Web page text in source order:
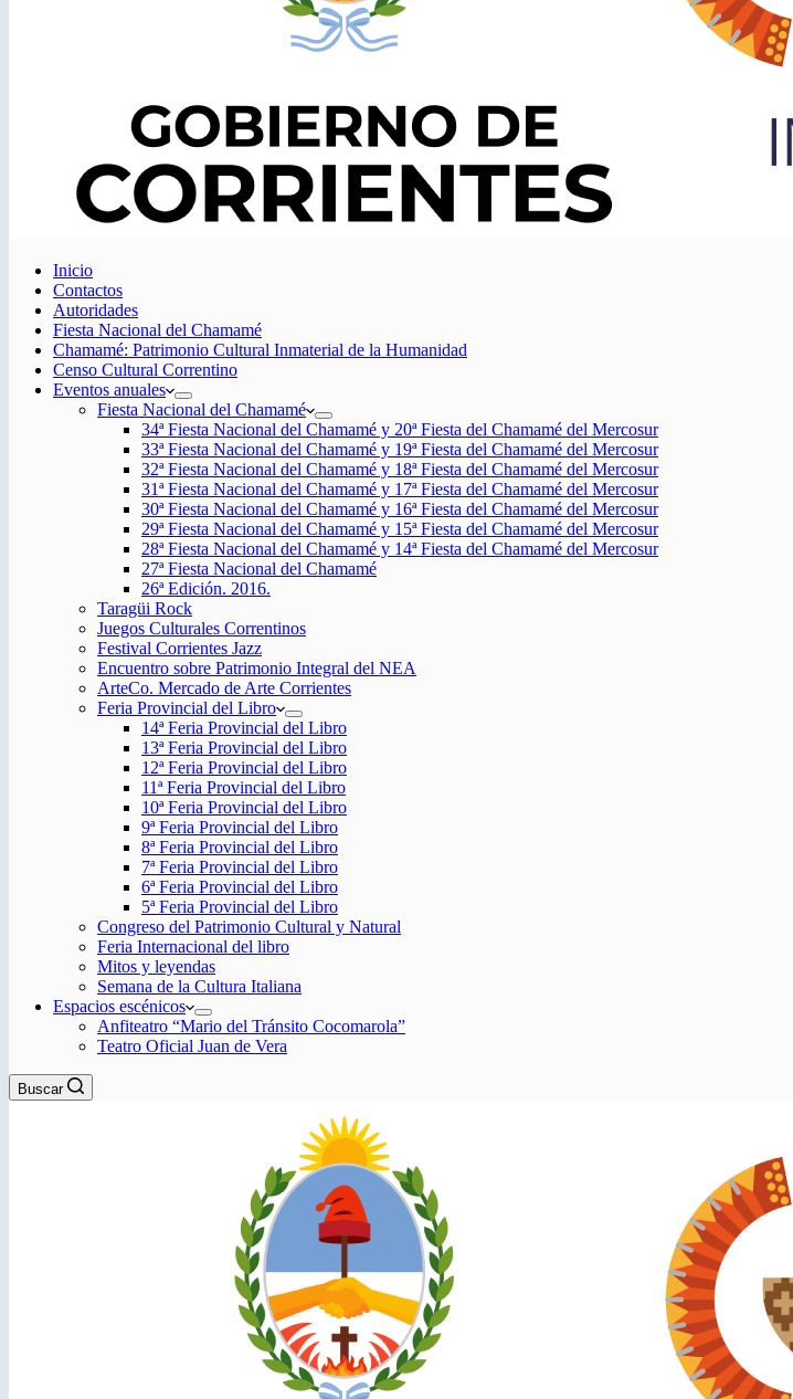
Inicio
Contactos
Autoridades
Fiesta Nacional del Chamamé
Chamamé: Patrimonio Cultural Inmaterial de la Humanidad
Censo Cultural Correntino
Eventos anuales
Fiesta Nacional del Chamamé
34ª Fiesta Nacional del Chamamé y 20ª Fiesta del Chamamé del Mercosur
33ª Fiesta Nacional del Chamamé y 19ª Fiesta del Chamamé del Mercosur
32ª Fiesta Nacional del Chamamé y 18ª Fiesta del Chamamé del Mercosur
31ª Fiesta Nacional del Chamamé y 17ª Fiesta del Chamamé del Mercosur
30ª Fiesta Nacional del Chamamé y 16ª Fiesta del Chamamé del Mercosur
29ª Fiesta Nacional del Chamamé y 15ª Fiesta del Chamamé del Mercosur
28ª Fiesta Nacional del Chamamé y 14ª Fiesta del Chamamé del Mercosur
27ª Fiesta Nacional del Chamamé
26ª Edición. 2016.
Taragüi Rock
Juegos Culturales Correntinos
Festival Corrientes Jazz
Encuentro sobre Patrimonio Integral del NEA
ArteCo. Mercado de Arte Corrientes
Feria Provincial del Libro
14ª Feria Provincial del Libro
13ª Feria Provincial del Libro
12ª Feria Provincial del Libro
11ª Feria Provincial del Libro
10ª Feria Provincial del Libro
9ª Feria Provincial del Libro
8ª Feria Provincial del Libro
7ª Feria Provincial del Libro
6ª Feria Provincial del Libro
5ª Feria Provincial del Libro
Congreso del Patrimonio Cultural y Natural
Feria Internacional del libro
Mitos y leyendas
Semana de la Cultura Italiana
Espacios escénicos
Anfiteatro “Mario del Tránsito Cocomarola”
Teatro Oficial Juan de Vera
Buscar